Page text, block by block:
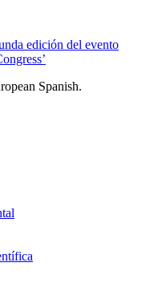
edición del evento
Spanish.